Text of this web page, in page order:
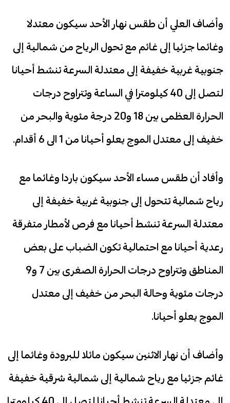
وأضاف العلي أن طقس نهار الأحد سيكون معتدلا
وغائما جزئيا إلى غائم مع تحول الرياح من شمالية إلى
جنوبية غربية خفيفة إلى معتدلة السرعة تنشط أحيانا
لتصل إلى 40 كيلومترا في الساعة وتتراوح درجات
الحرارة العظمى بين 18 و20 درجة مئوية والبحر من
خفيف إلى معتدل الموج يعلو أحيانا من 1 الى 6 أقدام.
وأفاد أن طقس مساء الأحد سيكون باردا وغائما مع
رياح شمالية تتحول إلى جنوبية غربية خفيفة إلى
معتدلة السرعة تنشط أحيانا مع فرص لأمطار متفرقة
رعدية أحيانا مع احتمالية تكون الضباب على بعض
المناطق وتتراوح درجات الحرارة الصغرى بين 7 و9
درجات مئوية وحالة البحر من خفيف إلى معتدل
الموج يعلو أحيانا.
وأضاف أن نهار الاثنين سيكون مائلا للبرودة وغائما إلى
غائم جزئيا مع رياح شمالية إلى شمالية شرقية خفيفة